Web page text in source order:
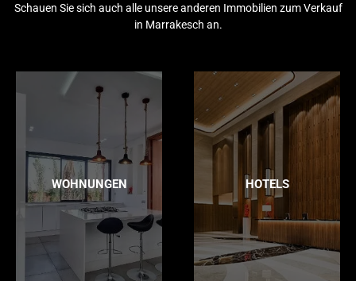
Schauen Sie sich auch alle unsere anderen Immobilien zum Verkauf
in Marrakesch an.
WOHNUNGEN HOTELS